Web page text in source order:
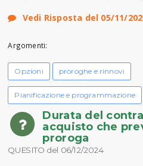
Vedi Risposta del 05/11/
Argomenti:
Opzioni proroghe e rinnovi
Pianificazione e programmazione
Durata del
acquisto che
proroga
QUESITO del 06/12/2024